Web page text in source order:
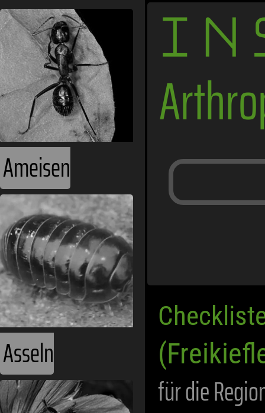
Ameisen
Asseln
für die